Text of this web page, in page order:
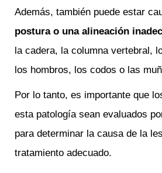
Además, también puede estar
postura o una alineación
la cadera, la columna vertebral,
los hombros, los codos o las
Por lo tanto, es importante que
esta patología sean evaluados
para determinar la causa de la
tratamiento adecuado.